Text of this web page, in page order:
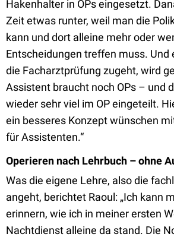
Hakenhalter in OPs eingesetzt.
Zeit etwas runter, weil man die
kann und dort alleine mehr oder
Entscheidungen treffen muss. Und
die Facharztprüfung zugeht, wird
Assistent braucht noch OPs – und
wieder sehr viel im OP eingeteilt.
ein besseres Konzept wünschen
für Assistenten.“
Operieren nach Lehrbuch – ohne
Was die eigene Lehre, also die
angeht, berichtet Raoul: „Ich kann
erinnern, wie ich in meiner ersten
Nachtdienst alleine da stand. Die